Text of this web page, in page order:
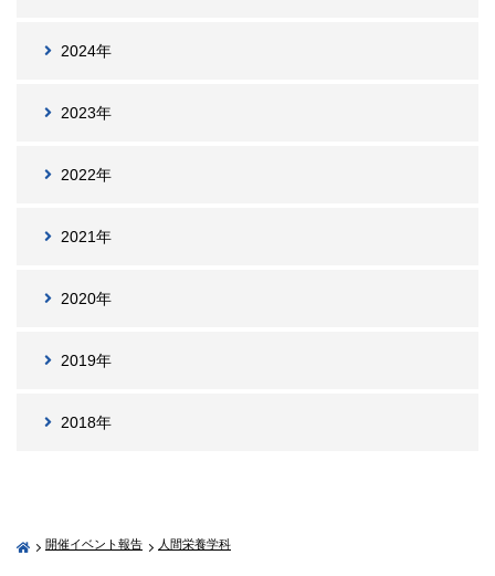
2024年
2023年
2022年
2021年
2020年
2019年
2018年
開催イベント報告 人間栄養学科